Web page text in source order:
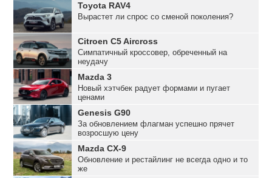
Toyota RAV4
Вырастет ли спрос со сменой поколения?
Citroen C5 Aircross
Симпатичный кроссовер, обреченный на
неудачу
Mazda 3
Новый хэтчбек радует формами и пугает
ценами
Genesis G90
За обновлением флагман успешно прячет
возросшую цену
Mazda CX-9
Обновление и рестайлинг не всегда одно и то
же